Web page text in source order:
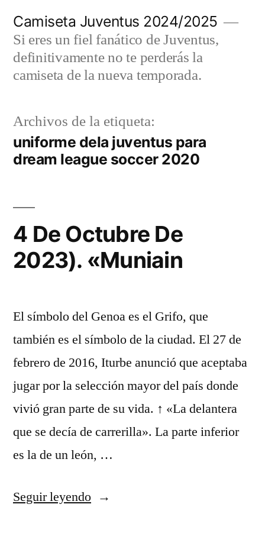
contenido
Camiseta Juventus 2024/2025
Si eres un fiel fanático de Juventus,
definitivamente no te perderás la
camiseta de la nueva temporada.
Archivos de la etiqueta:
uniforme dela juventus para
dream league soccer 2020
4 De Octubre De
2023). «Muniain
El símbolo del Genoa es el Grifo, que
también es el símbolo de la ciudad. El 27 de
febrero de 2016, Iturbe anunció que aceptaba
jugar por la selección mayor del país donde
vivió gran parte de su vida. ↑ «La delantera
que se decía de carrerilla». La parte inferior
es la de un león, …
Seguir leyendo«4